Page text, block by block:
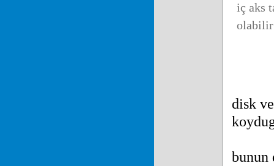
iç aks
disk
bunun